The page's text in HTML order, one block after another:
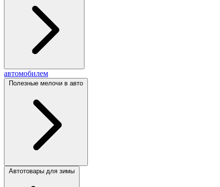
автомобилем
Полезные мелочи в авто
Автотовары для зимы